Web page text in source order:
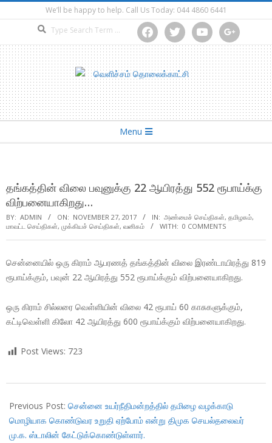
to
We’ll be happy to help. Call Us Today: 044 4860 6441
facebooktwitter youtube google
Menu
தங்கத்தின் விலை பவுனுக்கு 22 ஆயிரத்து 552 ரூபாய்க்கு
விற்பனையாகிறது…
BY: ADMIN ON: NOVEMBER 27, 2017 IN: அண்மைச் செய்திகள், தமிழகம்,
மாவட்ட செய்திகள், முக்கியச் செய்திகள், வனிகம் WITH: 0 COMMENTS
சென்னையில் ஒரு கிராம் ஆபரணத் தங்கத்தின் விலை இரண்டாயிரத்து 819
ரூபாய்க்கும், பவுன் 22 ஆயிரத்து 552 ரூபாய்க்கும் விற்பனையாகிறது.
ஒரு கிராம் சில்லரை வெள்ளியின் விலை 42 ரூபாய் 60 காசுகளுக்கும்,
கட்டிவெள்ளி கிலோ 42 ஆயிரத்து 600 ரூபாய்க்கும் விற்பனையாகிறது.
Post Views: 723
11-
27
Previous Post: சென்னை உயர்நீதிமன்றத்தில் தமிழை வழக்காடு
மொழியாக கொண்டுவர உறுதி ஏற்போம் என்று திமுக செயல்தலைவர்
மு.க. ஸ்டாலின் கேட்டுக்கொண்டுள்ளார்.